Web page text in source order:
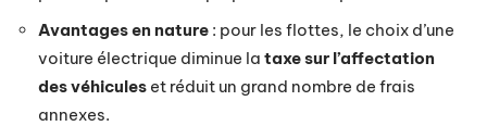
Avantages en nature : pour les flottes, le choix d’une
voiture électrique diminue la taxe sur l’affectation
des véhicules et réduit un grand nombre de frais
annexes.